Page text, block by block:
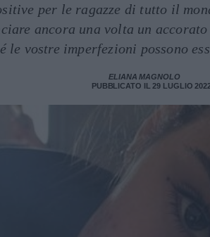
per le ragazze di tutto il
ancora una volta un
le vostre imperfezioni possono
ELIANA MAGNOLO
PUBBLICATO IL 29 LUGLIO